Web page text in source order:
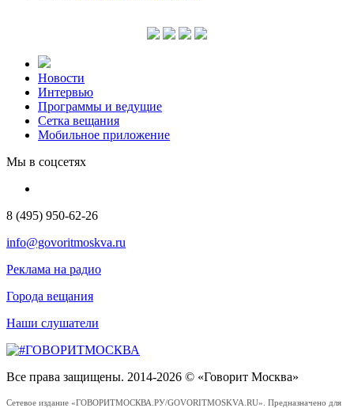
Новости
Интервью
Программы и ведущие
Сетка вещания
Мобильное приложение
Мы в соцсетях
8 (495) 950-62-26
info@govoritmoskva.ru
Реклама на радио
Города вещания
Наши слушатели
Все права защищены. 2014-2026 © «Говорит Москва»
Сетевое издание «ГОВОРИТМОСКВА.РУ/GOVORITMOSKVA.RU». Предназначено для